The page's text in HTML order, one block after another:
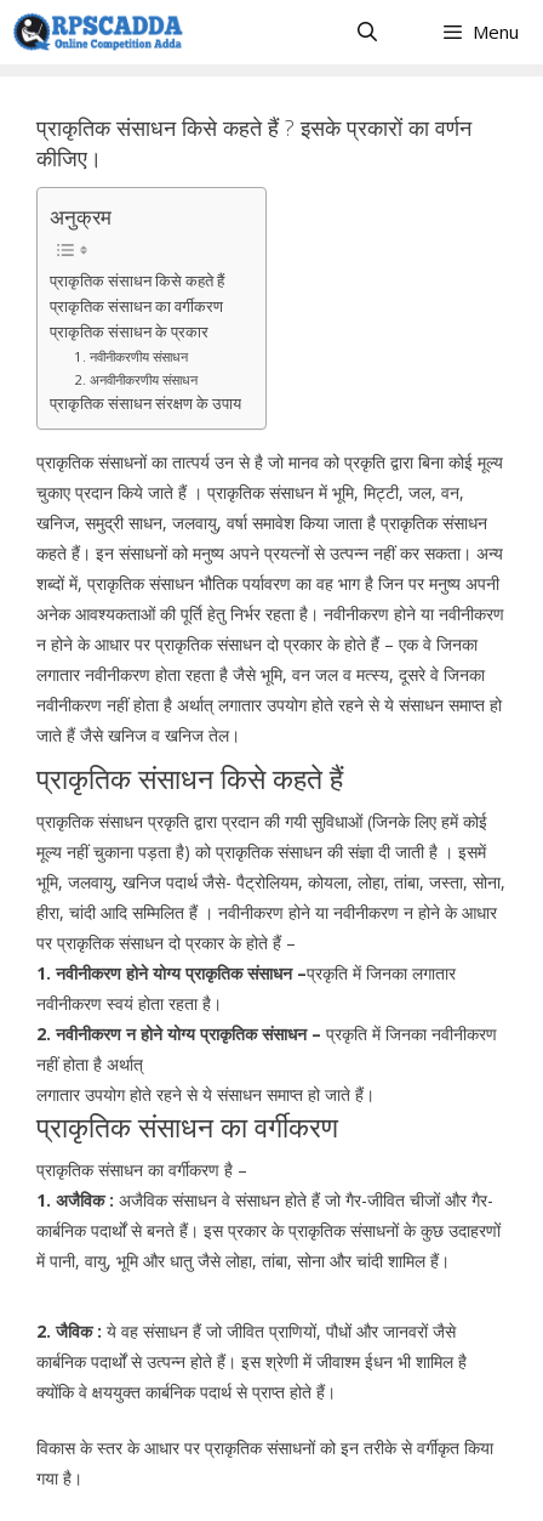
Skip
to
Menu
प्राकृतिक संसाधन किसे कहते हैं ? इसके प्रकारों का वर्णन
कीजिए।
अनुक्रम
प्राकृतिक संसाधन किसे कहते हैं
प्राकृतिक संसाधन का वर्गीकरण
प्राकृतिक संसाधन के प्रकार
1. नवीनीकरणीय संसाधन
2. अनवीनीकरणीय संसाधन
प्राकृतिक संसाधन संरक्षण के उपाय
प्राकृतिक संसाधनों का तात्पर्य उन से है जो मानव को प्रकृति द्वारा बिना कोई मूल्य
चुकाए प्रदान किये जाते हैं । प्राकृतिक संसाधन में भूमि, मिट्टी, जल, वन,
खनिज, समुद्री साधन, जलवायु, वर्षा समावेश किया जाता है प्राकृतिक संसाधन
कहते हैं। इन संसाधनों को मनुष्य अपने प्रयत्नों से उत्पन्न नहीं कर सकता। अन्य
शब्दों में, प्राकृतिक संसाधन भौतिक पर्यावरण का वह भाग है जिन पर मनुष्य अपनी
अनेक आवश्यकताओं की पूर्ति हेतु निर्भर रहता है। नवीनीकरण होने या नवीनीकरण
न होने के आधार पर प्राकृतिक संसाधन दो प्रकार के होते हैं – एक वे जिनका
लगातार नवीनीकरण होता रहता है जैसे भूमि, वन जल व मत्स्य, दूसरे वे जिनका
नवीनीकरण नहीं होता है अर्थात् लगातार उपयोग होते रहने से ये संसाधन समाप्त हो
जाते हैं जैसे खनिज व खनिज तेल।
प्राकृतिक संसाधन किसे कहते हैं
प्राकृतिक संसाधन प्रकृति द्वारा प्रदान की गयी सुविधाओं (जिनके लिए हमें कोई
मूल्य नहीं चुकाना पड़ता है) को प्राकृतिक संसाधन की संज्ञा दी जाती है । इसमें
भूमि, जलवायु, खनिज पदार्थ जैसे- पैट्रोलियम, कोयला, लोहा, तांबा, जस्ता, सोना,
हीरा, चांदी आदि सम्मिलित हैं । नवीनीकरण होने या नवीनीकरण न होने के आधार
पर प्राकृतिक संसाधन दो प्रकार के होते हैं –
1. नवीनीकरण होने योग्य प्राकृतिक संसाधन –प्रकृति में जिनका लगातार
नवीनीकरण स्वयं होता रहता है।
2. नवीनीकरण न होने योग्य प्राकृतिक संसाधन – प्रकृति में जिनका नवीनीकरण
नहीं होता है अर्थात्
लगातार उपयोग होते रहने से ये संसाधन समाप्त हो जाते हैं।
प्राकृतिक संसाधन का वर्गीकरण
प्राकृतिक संसाधन का वर्गीकरण है –
1. अजैविक : अजैविक संसाधन वे संसाधन होते हैं जो गैर-जीवित चीजों और गैर-
कार्बनिक पदार्थों से बनते हैं। इस प्रकार के प्राकृतिक संसाधनों के कुछ उदाहरणों
में पानी, वायु, भूमि और धातु जैसे लोहा, तांबा, सोना और चांदी शामिल हैं।
2. जैविक : ये वह संसाधन हैं जो जीवित प्राणियों, पौधों और जानवरों जैसे
कार्बनिक पदार्थों से उत्पन्न होते हैं। इस श्रेणी में जीवाश्म ईधन भी शामिल है
क्योंकि वे क्षययुक्त कार्बनिक पदार्थ से प्राप्त होते हैं।
विकास के स्तर के आधार पर प्राकृतिक संसाधनों को इन तरीके से वर्गीकृत किया
गया है।